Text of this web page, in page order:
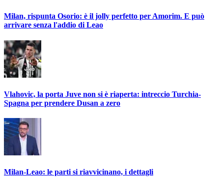
Milan, rispunta Osorio: è il jolly perfetto per Amorim. E può
arrivare senza l'addio di Leao
Vlahovic, la porta Juve non si è riaperta: intreccio Turchia-
Spagna per prendere Dusan a zero
Milan-Leao: le parti si riavvicinano, i dettagli